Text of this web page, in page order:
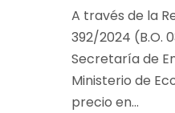
A través de la
392/2024 (B.O.
Secretaría de
Ministerio de
precio en...